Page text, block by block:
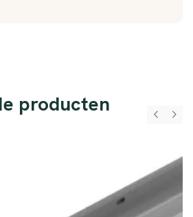
producten